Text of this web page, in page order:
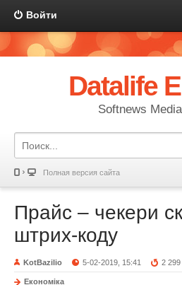
Войти
Datalife
Softnews
Полная версия сайта
Прайс – чекери
штрих-коду
KotBazilio 5-02-2019, 15:41 2 299
Економіка